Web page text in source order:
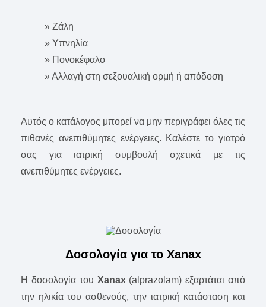
» Ζάλη
» Υπνηλία
» Πονοκέφαλο
» Αλλαγή στη σεξουαλική ορμή ή απόδοση
Αυτός ο κατάλογος μπορεί να μην περιγράφει όλες τις
πιθανές ανεπιθύμητες ενέργειες. Καλέστε το γιατρό
σας για ιατρική συμβουλή σχετικά με τις
ανεπιθύμητες ενέργειες.
Δοσολογία για το Xanax
Η δοσολογία του Xanax(alprazolam) εξαρτάται από
την ηλικία του ασθενούς, την ιατρική κατάσταση και